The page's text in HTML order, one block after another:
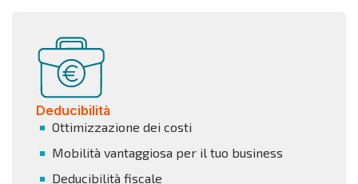
Deducibilità
Ottimizzazione dei costi
Mobilità vantaggiosa per il tuo business
Deducibilità fiscale